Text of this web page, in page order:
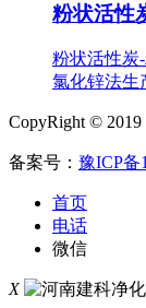
粉状活性
粉状活性炭
氯化锌法
CopyRight ©
备案号： 豫ICP备
首页
电话
微信
X